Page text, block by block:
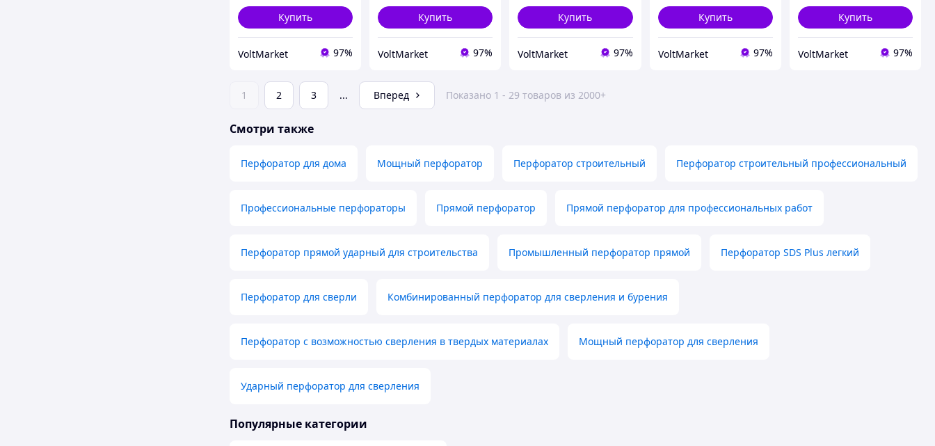
Купить
VoltMarket 97%
Купить
VoltMarket 97%
Купить
VoltMarket 97%
Купить
VoltMarket 97%
Купить
VoltMarket 97%
1 2 3 ... Вперед Показано 1 - 29 товаров из 2000+
Смотри также
Перфоратор для дома Мощный перфоратор Перфоратор строительный Перфоратор строительный профессиональный
Профессиональные перфораторы Прямой перфоратор Прямой перфоратор для профессиональных работ
Перфоратор прямой ударный для строительства Промышленный перфоратор прямой Перфоратор SDS Plus легкий
Перфоратор для сверли Комбинированный перфоратор для сверления и бурения
Перфоратор с возможностью сверления в твердых материалах Мощный перфоратор для сверления
Ударный перфоратор для сверления
Популярные категории